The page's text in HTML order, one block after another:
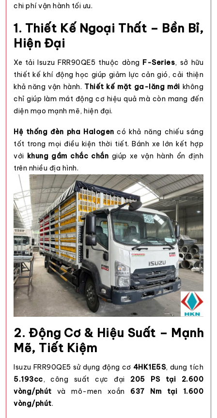
chi phí vận hành tối ưu.
1. Thiết Kế Ngoại Thất – Bền Bỉ,
Hiện Đại
Xe tải Isuzu FRR90QE5 thuộc dòng F-Series, sở hữu
thiết kế khí động học giúp giảm lực cản gió, cải thiện
khả năng vận hành. Thiết kế mặt ga-lăng mới không
chỉ giúp làm mát động cơ hiệu quả mà còn mang đến
diện mạo mạnh mẽ, hiện đại.
Hệ thống đèn pha Halogen có khả năng chiếu sáng
tốt trong mọi điều kiện thời tiết. Bánh xe lớn kết hợp
với khung gầm chắc chắn giúp xe vận hành ổn định
trên nhiều địa hình.
2. Động Cơ & Hiệu Suất – Mạnh
Mẽ, Tiết Kiệm
Isuzu FRR90QE5 sử dụng động cơ 4HK1E5S, dung tích
5.193cc, công suất cực đại 205 PS tại 2.600
vòng/phút và mô-men xoắn 637 Nm tại 1.600
vòng/phút.